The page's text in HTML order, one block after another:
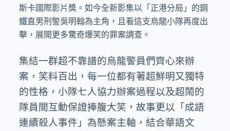
斯卡國際影片獎。如今全新影集以「正港分局」的鋼
鐵直男刑警吳明翰為主角，且看這支烏龍小隊再度出
擊，展開更多驚奇爆笑的罪案調查。
集結一群超不靠譜的烏龍警員們齊心來辦
案，笑料百出，每一位都有著超鮮明又獨特
的性格，小隊七人協力辦案過程以及超鬧的
隊員間互動保證捧腹大笑，故事更以「成語
連續殺人事件」為懸案主軸，結合華語文